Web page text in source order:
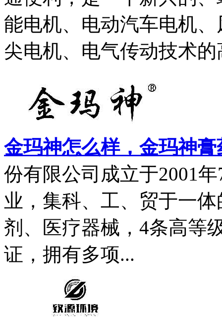
能电机、电动汽车电机
尖电机、电气传动技术
金玛神怎么样，金玛神
份有限公司成立于2001
业，集科、工、贸于一
剂、医疗器械，4条高等
证，拥有多项...